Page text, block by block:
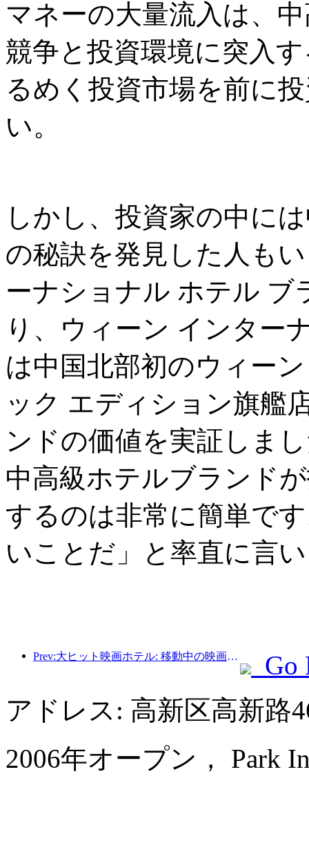
マネーの大量流入は、
競争と投資環境に突入
るめく投資市場を前に
い。
しかし、投資家の中に
の秘訣を発見した人も
ーナショナル ホテル ブ
り、ウィーン インター
は中国北部初のウィー
ック エディション旗艦
ンドの価値を実証しま
中高級ホテルブランド
するのは非常に簡単で
いことだ」と率直に言
Prev:大ヒット映画ホテル: 移動中の映画の夢の工場
Go
アドレス: 高新区高新路
2006年オープン， Park